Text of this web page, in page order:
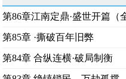
第86章江南定鼎·盛世开篇（
第85章 ·撕破百年旧弊
第84章 合纵连横·破局制衡